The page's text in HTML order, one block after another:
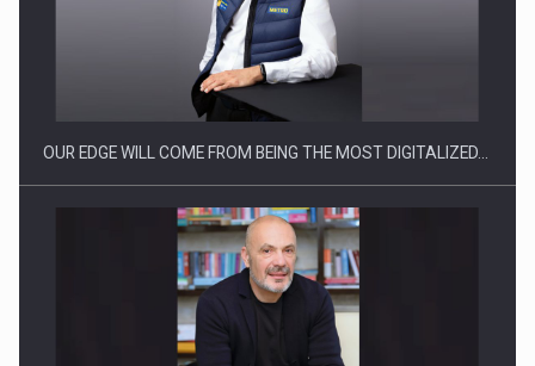
Producatorii si comerciantii care nu se supun noilor
OUR EDGE WILL COME FROM BEING THE MOST DIGITALIZED…